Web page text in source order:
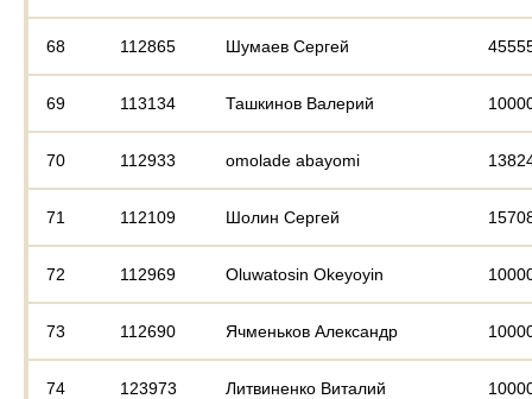
68 112865 Шумаев Сергей
69 113134 Ташкинов Валерий
70 112933 omolade abayomi
71 112109 Шолин Сергей
72 112969 Oluwatosin Okeyoyin
73 112690 Ячменьков Александр
74 123973 Литвиненко Виталий